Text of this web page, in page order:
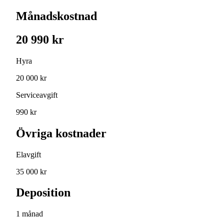
Månadskostnad
20 990 kr
Hyra
20 000 kr
Serviceavgift
990 kr
Övriga kostnader
Elavgift
35 000 kr
Deposition
1 månad